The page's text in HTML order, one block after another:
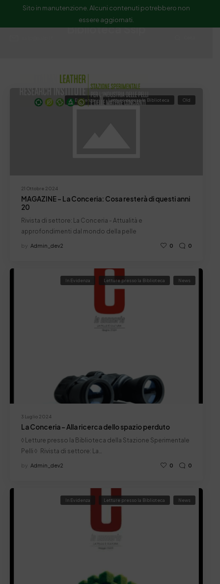
Sito in manutenzione. Alcuni contenuti potrebbero non
essere aggiornati.
Biblioteca Ssip
21 Ottobre 2024
In Evidenza Letture presso la Biblioteca Old
MAGAZINE – La Conceria: Cosa resterà di questi anni
20
Rivista di settore: La Conceria - Attualità e
approfondimenti dal mondo della pelle
by Admin_dev2 0 0
3 Luglio 2024
In Evidenza Letture presso la Biblioteca News
La Conceria – Alla ricerca dello spazio perduto
◊ Letture presso la Biblioteca della Stazione Sperimentale
Pelli ◊ Rivista di settore: La…
by Admin_dev2 0 0
In Evidenza Letture presso la Biblioteca News